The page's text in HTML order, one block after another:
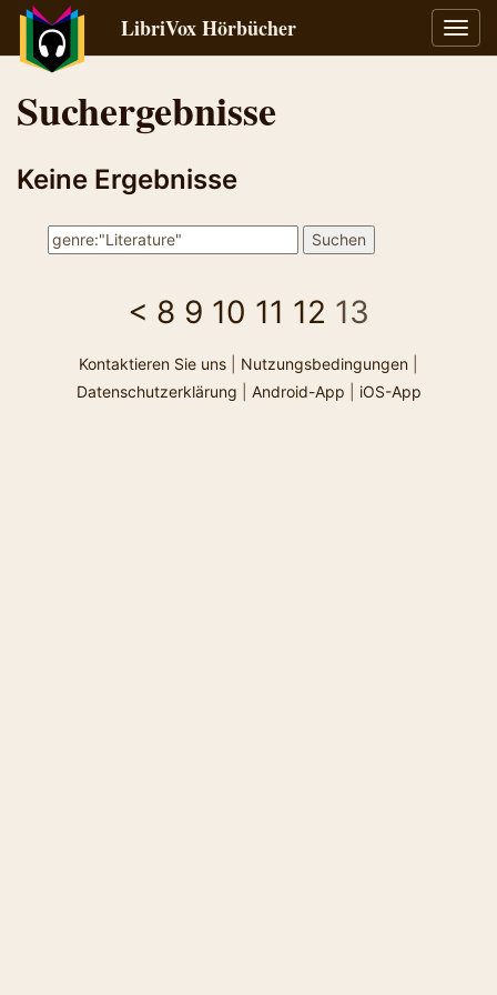
LibriVox Hörbücher
Suchergebnisse
Keine Ergebnisse
< 8 9 10 11 12 13
Kontaktieren Sie uns Nutzungsbedingungen
Datenschutzerklärung
Android-App iOS-App